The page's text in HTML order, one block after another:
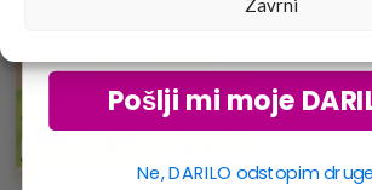
Pošlji mi moje
Ne, DARILO odstopim